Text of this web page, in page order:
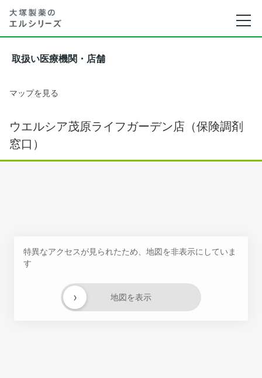
取扱い医療機関・店舗
マップを見る
ウエルシア茂原ライフガーデン店（保険調剤
窓口）
特異なアクセスが見られたため、地図を非表示にしていま
す
地図を表示
›